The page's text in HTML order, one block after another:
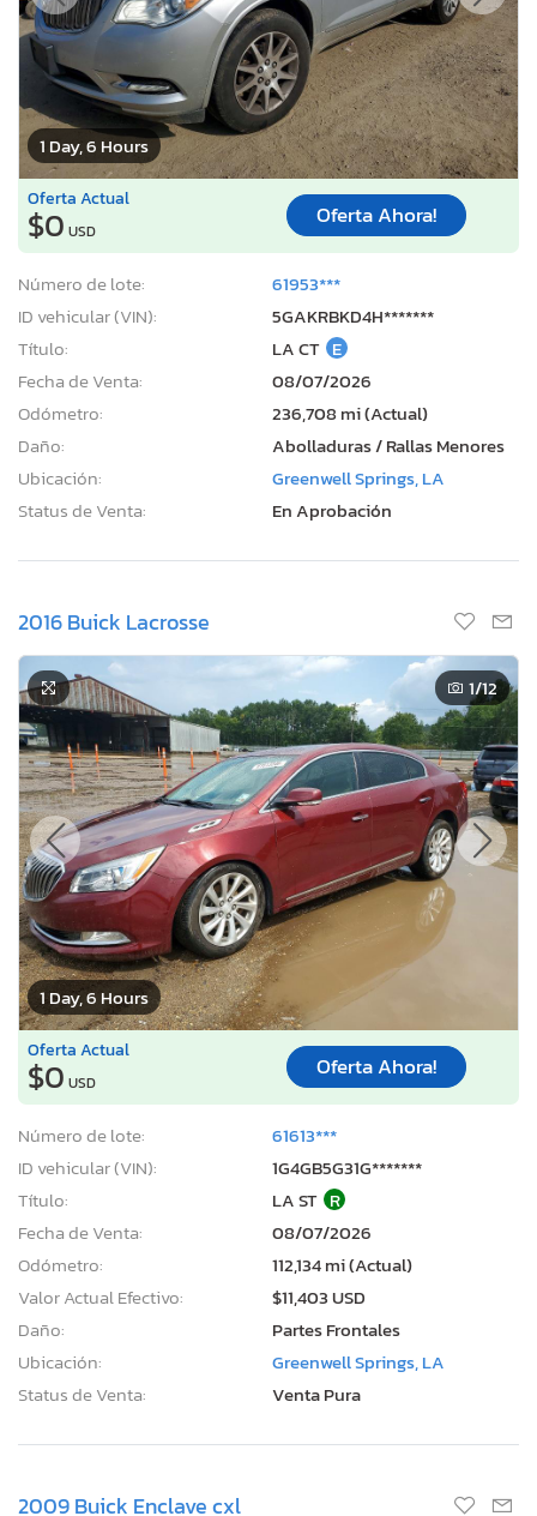
1 Day, 6 Hours
Oferta Actual
$0 USD
Oferta Ahora!
Número de lote:
61953***
ID vehicular (VIN):
5GAKRBKD4H*******
Título:
LA CT E
Fecha de Venta:
08/07/2026
Odómetro:
236,708 mi (Actual)
Daño:
Abolladuras / Rallas Menores
Ubicación:
Greenwell Springs, LA
Status de Venta:
En Aprobación
2016 Buick Lacrosse
1 Day, 6 Hours
1/12
Oferta Actual
$0 USD
Oferta Ahora!
Número de lote:
61613***
ID vehicular (VIN):
1G4GB5G31G*******
Título:
LA ST R
Fecha de Venta:
08/07/2026
Odómetro:
112,134 mi (Actual)
Valor Actual Efectivo:
$11,403 USD
Daño:
Partes Frontales
Ubicación:
Greenwell Springs, LA
Status de Venta:
Venta Pura
2009 Buick Enclave cxl